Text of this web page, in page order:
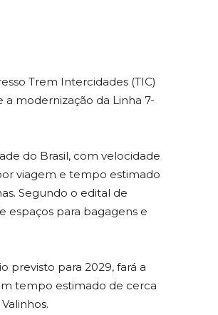
Trem Intercidades (TIC)
modernização da Linha 7-
do Brasil, com velocidade
viagem e tempo estimado
Segundo o edital de
espaços para bagagens e
previsto para 2029, fará a
tempo estimado de cerca